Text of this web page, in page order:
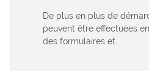
De plus en plus de
peuvent être effectuées
des formulaires et...